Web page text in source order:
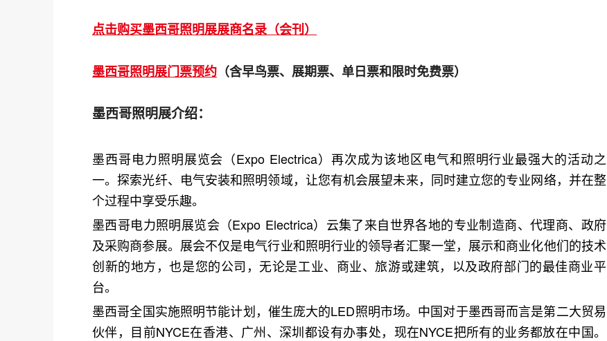
点击购买墨西哥照明展展商名录（会刊）
墨西哥照明展门票预约 （含早鸟票、展期票、单日票和限时免费票）
墨西哥照明展介绍：
墨西哥电力照明展览会（Expo Electrica）再次成为该地区电气和照明行业最强大的活动之
一。探索光纤、电气安装和照明领域，让您有机会展望未来，同时建立您的专业网络，并在整
个过程中享受乐趣。
墨西哥电力照明展览会（Expo Electrica）云集了来自世界各地的专业制造商、代理商、政府
及采购商参展。展会不仅是电气行业和照明行业的领导者汇聚一堂，展示和商业化他们的技术
创新的地方，也是您的公司，无论是工业、商业、旅游或建筑，以及政府部门的最佳商业平
台。
墨西哥全国实施照明节能计划，催生庞大的LED照明市场。中国对于墨西哥而言是第二大贸易
伙伴，目前NYCE在香港、广州、深圳都设有办事处，现在NYCE把所有的业务都放在中国。